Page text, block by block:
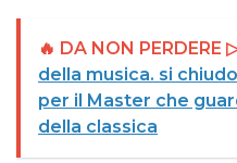
🔥 DA NON PERDERE
della musica. si
per il Master che
della classica